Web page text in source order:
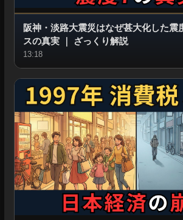
阪神・淡路大震災はなぜ甚大化した震
スの真実｜ ざっくり解説
13:18